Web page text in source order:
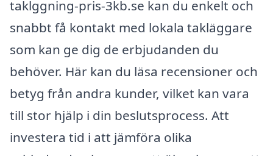
taklggning-pris-3kb.se kan du enkelt och
snabbt få kontakt med lokala takläggare
som kan ge dig de erbjudanden du
behöver. Här kan du läsa recensioner och
betyg från andra kunder, vilket kan vara
till stor hjälp i din beslutsprocess. Att
investera tid i att jämföra olika